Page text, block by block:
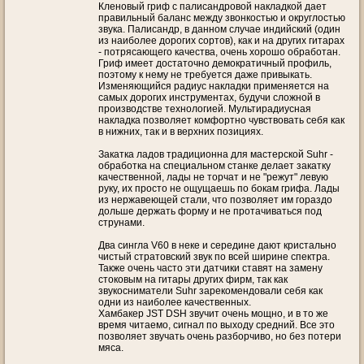
Кленовый гриф с палисандровой накладкой дает
правильный баланс между звонкостью и округлостью
звука. Палисандр, в данном случае индийский (один
из наиболее дорогих сортов), как и на других гитарах
- потрясающего качества, очень хорошо обработан.
Гриф имеет достаточно демократичный профиль,
поэтому к нему не требуется даже привыкать.
Изменяющийся радиус накладки применяется на
самых дорогих инструментах, будучи сложной в
производстве технологией. Мультирадиусная
накладка позволяет комфортно чувствовать себя как
в нижних, так и в верхних позициях.
Закатка ладов традиционна для мастерской Suhr -
обработка на специальном станке делает закатку
качественной, лады не торчат и не "режут" левую
руку, их просто не ощущаешь по бокам грифа. Лады
из нержавеющей стали, что позволяет им гораздо
дольше держать форму и не протачиваться под
струнами.
Два сингла V60 в неке и середине дают кристально
чистый стратовский звук по всей ширине спектра.
Также очень часто эти датчики ставят на замену
стоковым на гитары других фирм, так как
звукосниматели Suhr зарекомендовали себя как
одни из наиболее качественных.
Хамбакер JST DSH звучит очень мощно, и в то же
время читаемо, сигнал по выходу средний. Все это
позволяет звучать очень разборчиво, но без потери
мяса.